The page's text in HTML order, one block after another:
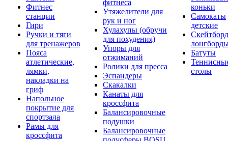
Фитнес
станции
Гири
Ручки и тяги
для тренажеров
Пояса
атлетические,
лямки,
накладки на
гриф
Напольное
покрытие для
спортзала
Рамы для
кроссфита
фитнеса
Утяжелители для
рук и ног
Хулахупы (обручи
для похудения)
Упоры для
отжиманий
Ролики для пресса
Эспандеры
Скакалки
Канаты для
кроссфита
Балансировочные
подушки
Балансировочные
коньки
Самокаты
детские
Батуты
столы